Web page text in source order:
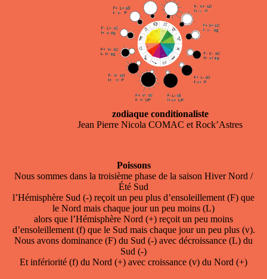
zodiaque conditionaliste
Jean Pierre Nicola COMAC et Rock’Astres
Poissons
Nous sommes dans la troisième phase de la saison Hiver Nord /
Été Sud
l’Hémisphère Sud (-) reçoit un peu plus d’ensoleillement (F) que
le Nord mais chaque jour un peu moins (L)
alors que l’Hémisphère Nord (+) reçoit un peu moins
d’ensoleillement (f) que le Sud mais chaque jour un peu plus (v).
Nous avons dominance (F) du Sud (-) avec décroissance (L) du
Sud (-)
Et infériorité (f) du Nord (+) avec croissance (v) du Nord (+)